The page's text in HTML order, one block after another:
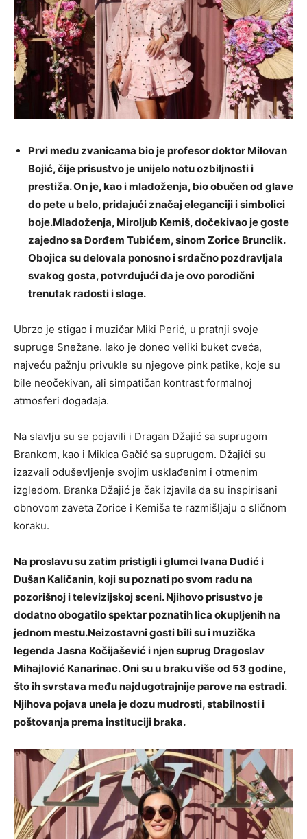
Prvi među zvanicama bio je profesor doktor Milovan
Bojić, čije prisustvo je unijelo notu ozbiljnosti i
prestiža. On je, kao i mladoženja, bio obučen od glave
do pete u belo, pridajući značaj eleganciji i simbolici
boje.Mladoženja, Miroljub Kemiš, dočekivao je goste
zajedno sa Đorđem Tubićem, sinom Zorice Brunclik.
Obojica su delovala ponosno i srdačno pozdravljala
svakog gosta, potvrđujući da je ovo porodični
trenutak radosti i sloge.
Ubrzo je stigao i muzičar Miki Perić, u pratnji svoje
supruge Snežane. Iako je doneo veliki buket cveća,
najveću pažnju privukle su njegove pink patike, koje su
bile neočekivan, ali simpatičan kontrast formalnoj
atmosferi događaja.
Na slavlju su se pojavili i Dragan Džajić sa suprugom
Brankom, kao i Mikica Gačić sa suprugom. Džajići su
izazvali oduševljenje svojim usklađenim i otmenim
izgledom. Branka Džajić je čak izjavila da su inspirisani
obnovom zaveta Zorice i Kemiša te razmišljaju o sličnom
koraku.
Na proslavu su zatim pristigli i glumci Ivana Dudić i
Dušan Kaličanin, koji su poznati po svom radu na
pozorišnoj i televizijskoj sceni. Njihovo prisustvo je
dodatno obogatilo spektar poznatih lica okupljenih na
jednom mestu.Neizostavni gosti bili su i muzička
legenda Jasna Kočijašević i njen suprug Dragoslav
Mihajlović Kanarinac. Oni su u braku više od 53 godine,
što ih svrstava među najdugotrajnije parove na estradi.
Njihova pojava unela je dozu mudrosti, stabilnosti i
poštovanja prema instituciji braka.